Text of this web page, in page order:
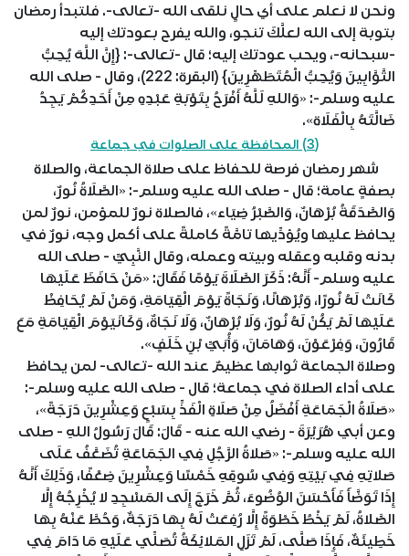
ونحن لا نعلم على أي حالٍ نلقى الله -تعالى-. فلتبدأ رمضان
بتوبة إلى الله لعلَّكَ تنجو، والله يفرح بعودتك إليه
-سبحانه-، ويحب عودتك إليه؛ قال -تعالى-: {إِنَّ اللَّهَ يُحِبُّ
التَّوَّابِينَ وَيُحِبُّ الْمُتَطَهِّرِينَ} (البقرة: 222)، وقال - صلى الله
عليه وسلم-: «وَاللهِ لَلَّهُ أَفْرَحُ بِتَوْبَةِ عَبْدِهِ مِنْ أَحَدِكُمْ يَجِدُ
ضَالَّتَهُ بِالْفَلَاة».
(3) المحافظة على الصلوات في جماعة
شهر رمضان فرصة للحفاظ على صلاة الجماعة، والصلاة
بصفةٍ عامة؛ قال - صلى الله عليه وسلم-: «الصَّلَاةُ نُورٌ،
وَالصَّدَقَةُ بُرْهَانٌ، وَالصَّبْرُ ضِيَاء»، فالصلاة نورٌ للمؤمن، نورٌ لمن
يحافظ عليها ويُؤدِّيها تامَّةً كاملةً على أكمل وجه، نورٌ في
بدنه وقلبه وعقله وبيته وعمله، وقال النَّبِيِّ - صلى الله
عليه وسلم- أَنَّهُ: ذَكَرَ الصَّلَاةَ يَوْمًا فَقَالَ: «مَنْ حَافَظَ عَلَيْهَا
كَانَتْ لَهُ نُورًا، وَبُرْهَانًا، وَنَجَاةً يَوْمَ الْقِيَامَةِ، وَمَنْ لَمْ يُحَافِظْ
عَلَيْهَا لَمْ يَكُنْ لَهُ نُورٌ، وَلَا بُرْهَانٌ، وَلَا نَجَاةٌ، وَكَانَيَوْمَ الْقِيَامَةِ مَعَ
قَارُونَ، وَفِرْعَوْنَ، وَهَامَانَ، وَأُبَيِّ بْنِ خَلَفٍ».
وصلاة الجماعة ثوابها عظيمٌ عند الله -تعالى- لمن يحافظ
على أداء الصلاة في جماعة؛ قال - صلى الله عليه وسلم-:
«صَلَاةُ الْجَمَاعَةِ أَفْضَلُ مِنْ صَلَاةِ الْفَذِّ بِسَبْعٍ وَعِشْرِينَ دَرَجَةً»،
وعن أبي هُرَيْرَةَ - رضي الله عنه - قَالَ: قَالَ رَسُولُ اللهِ - صلى
الله عليه وسلم-: «صَلاةُ الرَّجُلِ فِي الجَمَاعَةِ تُضَعَّفُ عَلَى
صَلاتِهِ فِي بَيْتِهِ وَفِي سُوقِهِ خَمْسًا وَعِشْرِينَ ضِعْفًا، وَذَلِكَ أَنَّهُ
إِذَا تَوَضَّأَ فَأَحْسَنَ الوُضُوءَ، ثُمَّ خَرَجَ إِلَى المَسْجِدِ لا يُخْرِجُهُ إِلَّا
الصَّلاةُ، لَمْ يَخْطُ خَطْوَةً إِلَّا رُفِعَتْ لَهُ بِهَا دَرَجَةٌ، وَحُطَّ عَنْهُ بِهَا
خَطِيئَةٌ، فَإِذَا صَلَّى، لَمْ تَزَلِ المَلائِكَةُ تُصَلِّي عَلَيْهِ مَا دَامَ فِي